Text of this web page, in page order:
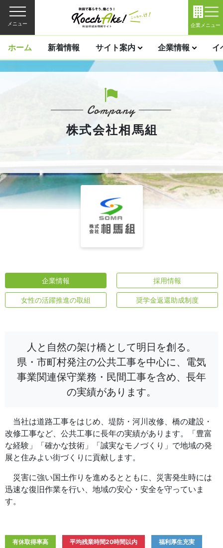
メニュー 企業メニュー
ホーム 新着情報 サイト案内 企業情報 イ
株式会社相馬組
企業情報 採用情報
女性の活躍推進の取組 奨学金返還助成制度
人と自然の架け橋として明日を創る。
県・市町村発注の公共工事を中心に、電気
事業関連保守業務・民間工事を含め、長年
の実績があります。
当社は道路工事をはじめ、堤防・河川改修、橋の建設・
改修工事など、公共工事に長年の実績があります。「豊富
な経験」「確かな技術」「誠実なモノづくり」で地域の発
展と住みよい街づくりに貢献します。
災害に強い国土作りを進めるとともに、災害発生時には
迅速な復旧作業を行い、地域の安心・安全を守っていま
す。
有休取得率高 平均残業時間20時間以内 福利厚生充実